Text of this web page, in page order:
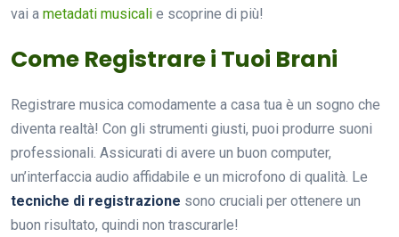
vai a metadati musicali e scoprine di più!
Come Registrare i Tuoi Brani
Registrare musica comodamente a casa tua è un sogno che
diventa realtà! Con gli strumenti giusti, puoi produrre suoni
professionali. Assicurati di avere un buon computer,
un’interfaccia audio affidabile e un microfono di qualità. Le
tecniche di registrazione sono cruciali per ottenere un
buon risultato, quindi non trascurarle!